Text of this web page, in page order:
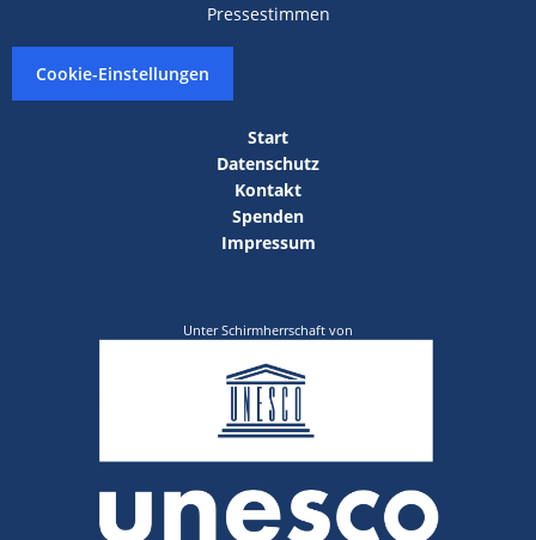
Pressestimmen
Cookie-Einstellungen
Start
Datenschutz
Kontakt
Spenden
Impressum
Unter Schirmherrschaft von